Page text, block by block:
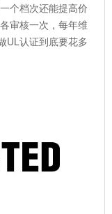
个档次还能提高价
审核一次，每年维
UL认证到底要花多